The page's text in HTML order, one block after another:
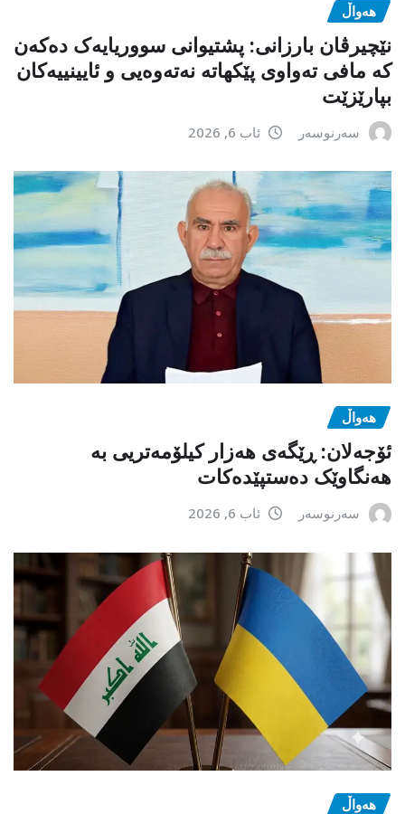
هەواڵ
نێچیرڤان بارزانی: پشتیوانی سووریایەک دەکەن
کە مافی تەواوی پێکهاتە نەتەوەیی و ئایینییەکان
بپارێزێت
سەرنوسەر ئاب 6, 2026
هەواڵ
ئۆجەلان: ڕێگەی هەزار کیلۆمەتریی بە
هەنگاوێک دەستپێدەکات
سەرنوسەر ئاب 6, 2026
هەواڵ